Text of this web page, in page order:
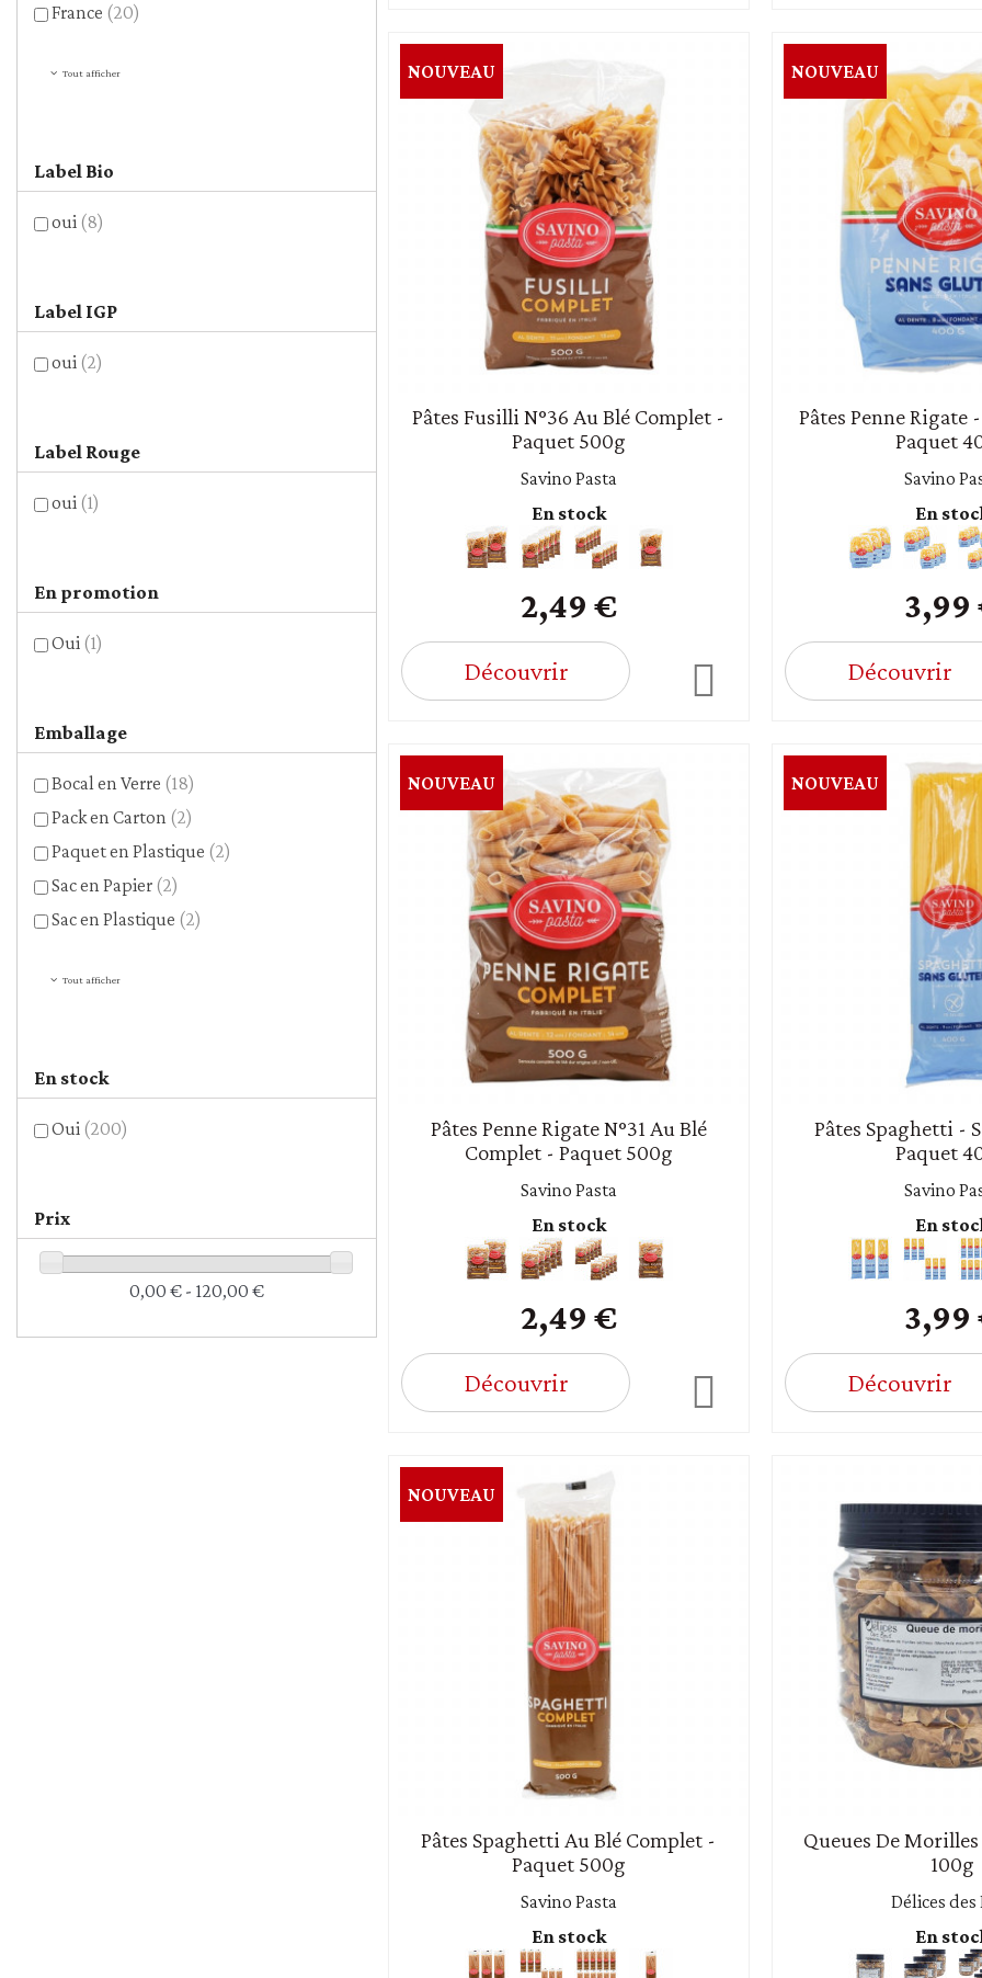
France (20)
Tout afficher
Label Bio
oui (8)
Label IGP
oui (2)
Label Rouge
oui (1)
En promotion
Oui (1)
Emballage
Bocal en Verre (18)
Pack en Carton (2)
Paquet en Plastique (2)
Sac en Papier (2)
Sac en Plastique (2)
Tout afficher
En stock
Oui (200)
Prix
0,00 € - 120,00 €
Pâtes Fusilli N°36 Au Blé Complet -
Paquet 500g
Savino Pasta
En stock
2,49 €
Découvrir
NOUVEAU
Pâtes Penne Rigate
Paquet
Savino
En
3,99
Découvrir
NOUVEAU
Pâtes Penne Rigate N°31 Au Blé
Complet - Paquet 500g
Savino Pasta
En stock
2,49 €
Découvrir
NOUVEAU
Pâtes Spaghetti -
Paquet
Savino
En
3,99
Découvrir
NOUVEAU
Pâtes Spaghetti Au Blé Complet -
Paquet 500g
Savino Pasta
En stock
NOUVEAU
Queues De Morilles
100g
Délices des
En